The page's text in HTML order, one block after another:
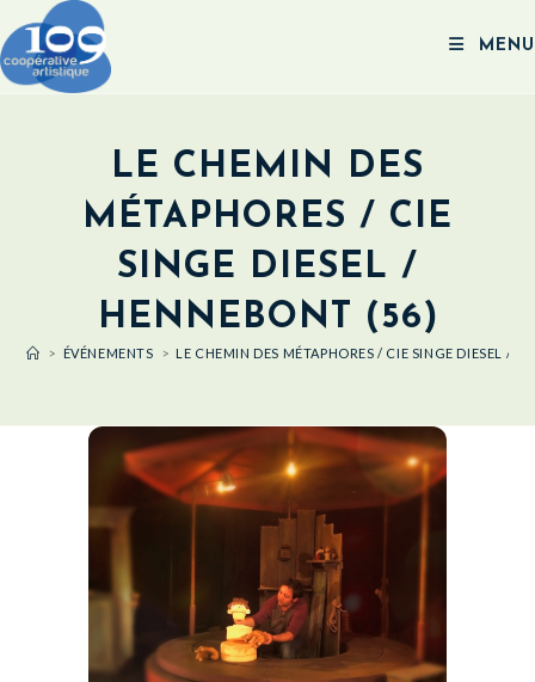
MENU
LE CHEMIN DES
MÉTAPHORES / CIE
SINGE DIESEL /
HENNEBONT (56)
> ÉVÉNEMENTS > LE CHEMIN DES MÉTAPHORES / CIE SINGE DIESEL /